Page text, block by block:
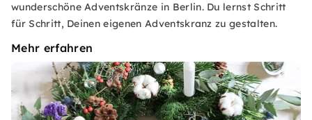
wunderschöne Adventskränze in Berlin. Du lernst Schritt
für Schritt, Deinen eigenen Adventskranz zu gestalten.
Mehr erfahren